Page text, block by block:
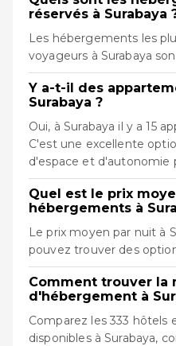
réservés à Surabaya
Les hébergements les
voyageurs à Surabaya
Y a-t-il des
Surabaya ?
Oui, à Surabaya il y a 15
C'est une excellente
d'espace et d'autonomie
Quel est le prix
hébergements à
Le prix moyen par nuit à
pouvez trouver des
Comment trouver la
d'hébergement à
Comparez les 333 hôtels
disponibles à Surabaya,